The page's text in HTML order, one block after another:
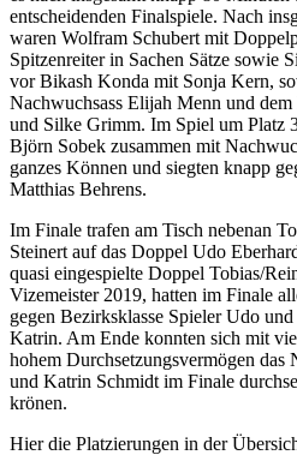
entscheidenden Finalspiele. Nach
waren Wolfram Schubert mit
Spitzenreiter in Sachen Sätze sowie
vor Bikash Konda mit Sonja Kern,
Nachwuchsass Elijah Menn und
und Silke Grimm. Im Spiel um Platz
Björn Sobek zusammen mit
ganzes Können und siegten knapp
Matthias Behrens.
Im Finale trafen am Tisch nebenan
Steinert auf das Doppel Udo
quasi eingespielte Doppel Tobias/
Vizemeister 2019, hatten im Finale
gegen Bezirksklasse Spieler Udo
Katrin. Am Ende konnten sich mit
hohem Durchsetzungsvermögen
und Katrin Schmidt im Finale
krönen.
Hier die Platzierungen in der